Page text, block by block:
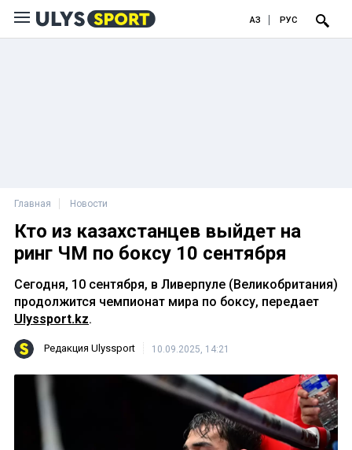
ҚАЗ РУС
Главная Новости
Кто из казахстанцев выйдет на
ринг ЧМ по боксу 10 сентября
Сегодня, 10 сентября, в Ливерпуле (Великобритания)
продолжится чемпионат мира по боксу, передает
Ulyssport.kz.
Редакция Ulyssport 10.09.2025, 14:21